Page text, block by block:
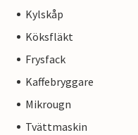
Kylskåp
Köksfläkt
Frysfack
Kaffebryggare
Mikrougn
Tvättmaskin